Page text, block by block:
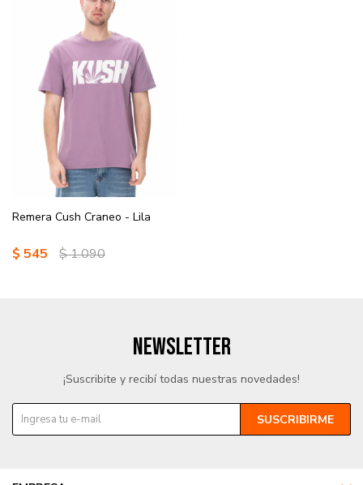
Remera Cush Craneo - Lila
$ 545 $1.090
NEWSLETTER
¡Suscribite y recibí todas nuestras novedades!
SUSCRIBIRME